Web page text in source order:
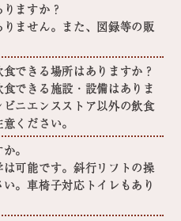
ますか？
ません。また、図録等の販
できる場所はありますか？
できる施設・設備はありま
ニエンスストア以外の飲食
ください。
。
可能です。斜行リフトの操
。車椅子対応トイレもあり